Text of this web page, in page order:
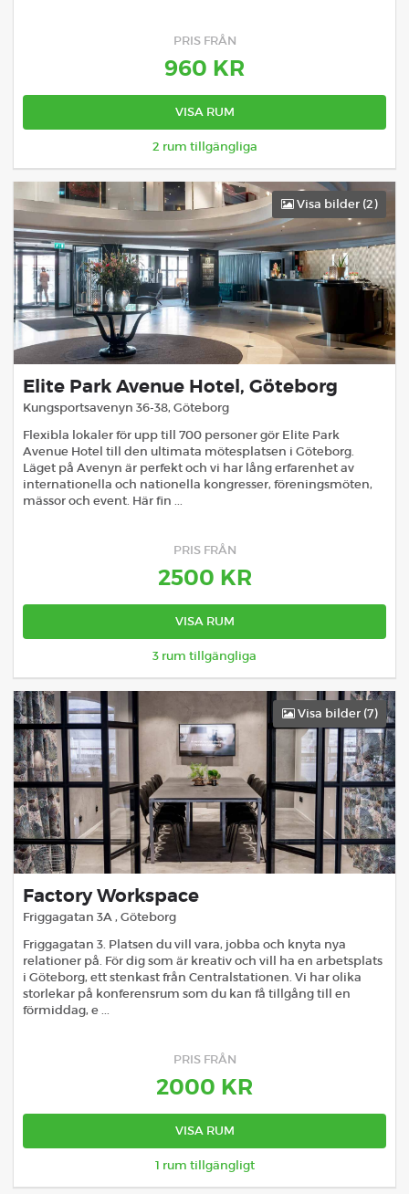
PRIS FRÅN
960 KR
VISA RUM
2 rum tillgängliga
Visa bilder (2)
Elite Park Avenue Hotel, Göteborg
Kungsportsavenyn 36-38, Göteborg
Flexibla lokaler för upp till 700 personer gör Elite Park
Avenue Hotel till den ultimata mötesplatsen i Göteborg.
Läget på Avenyn är perfekt och vi har lång erfarenhet av
internationella och nationella kongresser, föreningsmöten,
mässor och event. Här fin ...
PRIS FRÅN
2500 KR
VISA RUM
3 rum tillgängliga
Visa bilder (7)
Factory Workspace
Friggagatan 3A, Göteborg
Friggagatan 3. Platsen du vill vara, jobba och knyta nya
relationer på. För dig som är kreativ och vill ha en arbetsplats
i Göteborg, ett stenkast från Centralstationen. Vi har olika
storlekar på konferensrum som du kan få tillgång till en
förmiddag, e ...
PRIS FRÅN
2000 KR
VISA RUM
1 rum tillgängligt